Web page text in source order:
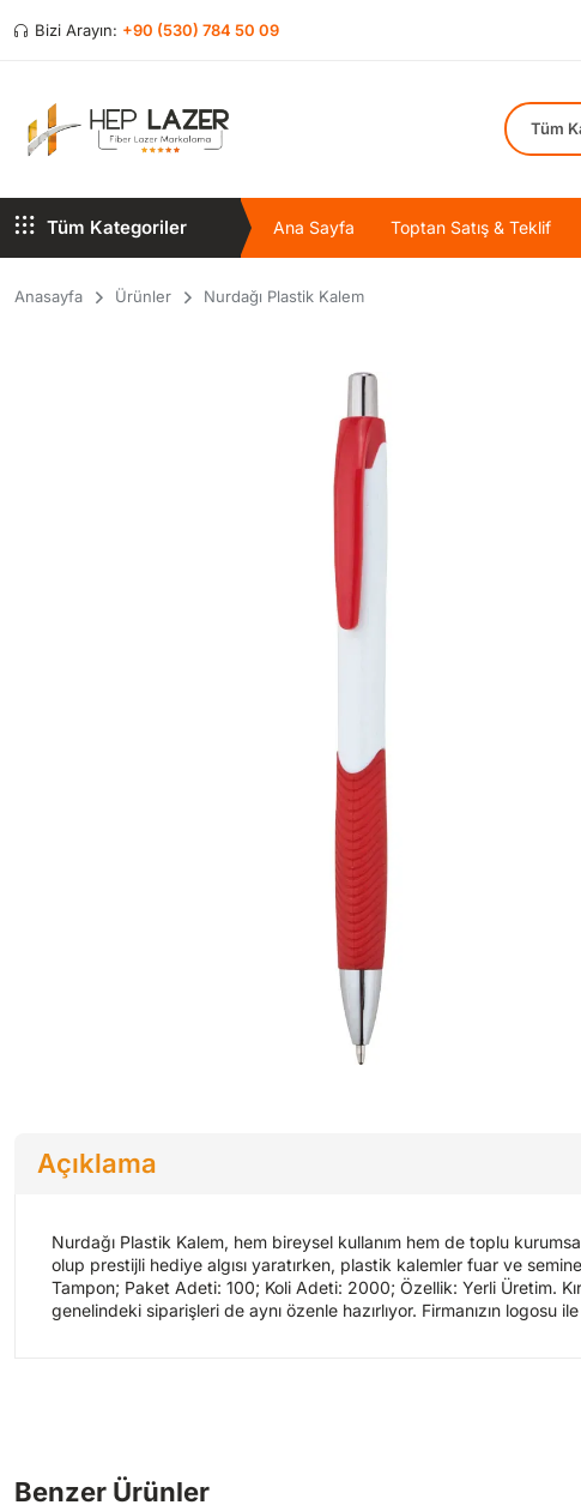
Bizi Arayın: +90 (530) 784 50 09
Tüm Kategoriler Ana Sayfa Toptan Satış & Teklif
Anasayfa Ürünler Nurdağı Plastik Kalem
Açıklama
Nurdağı Plastik Kalem, hem bireysel kullanım hem de toplu
olup prestijli hediye algısı yaratırken, plastik kalemler fuar ve
Tampon; Paket Adeti: 100; Koli Adeti: 2000; Özellik: Yerli Üretim.
genelindeki siparişleri de aynı özenle hazırlıyor. Firmanızın